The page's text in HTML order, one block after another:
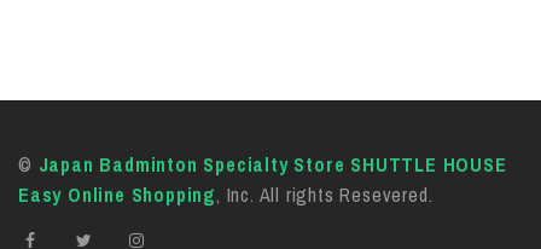
© Japan Badminton Specialty Store SHUTTLE HOUSE
Easy Online Shopping, Inc. All rights Resevered.